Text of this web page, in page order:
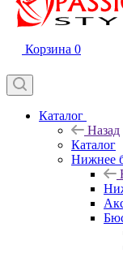
Корзина 0
Каталог
Назад
Каталог
Нижнее